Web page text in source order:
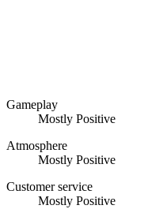
Gameplay
Mostly Positive
Atmosphere
Mostly Positive
Customer service
Mostly Positive